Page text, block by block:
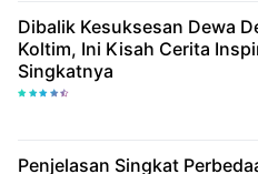
Dibalik Kesuksesan Dewa Dewi di
Koltim, Ini Kisah Cerita
Singkatnya
Penjelasan Singkat